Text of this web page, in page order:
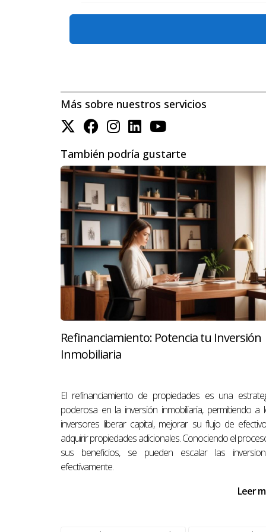
fundamentales hacia tu nuevo hogar. Si
contacto conmigo. Estoy aquí para ayudarte a
Si tienes dudas o necesitas asesoría
Recuerda: cada pregunta es
Preguntas Frecuentes Adicionales
¿Cuánto tiempo toma cerrar una
El tiempo promedio para cerrar una compra
inspecciones.
¿Es necesario contratar un
Aunque no es obligatorio tener un abogado
¿Puedo negociar el precio de venta?
Sí, negociar el precio es común en
¿Qué tipo de propiedades son más
Las propiedades residenciales como
aquí para ayudarte! Si tienes alguna otra
contactarme directamente!
Más sobre nuestros servicios
También podría gustarte
Refinanciamiento: Potencia tu Inversión
Inmobiliaria
El refinanciamiento de propiedades es una
poderosa en la inversión inmobiliaria, permitiendo a
inversores liberar capital, mejorar su flujo de
adquirir propiedades adicionales. Conociendo el
sus beneficios, se pueden escalar las
efectivamente.
Leer